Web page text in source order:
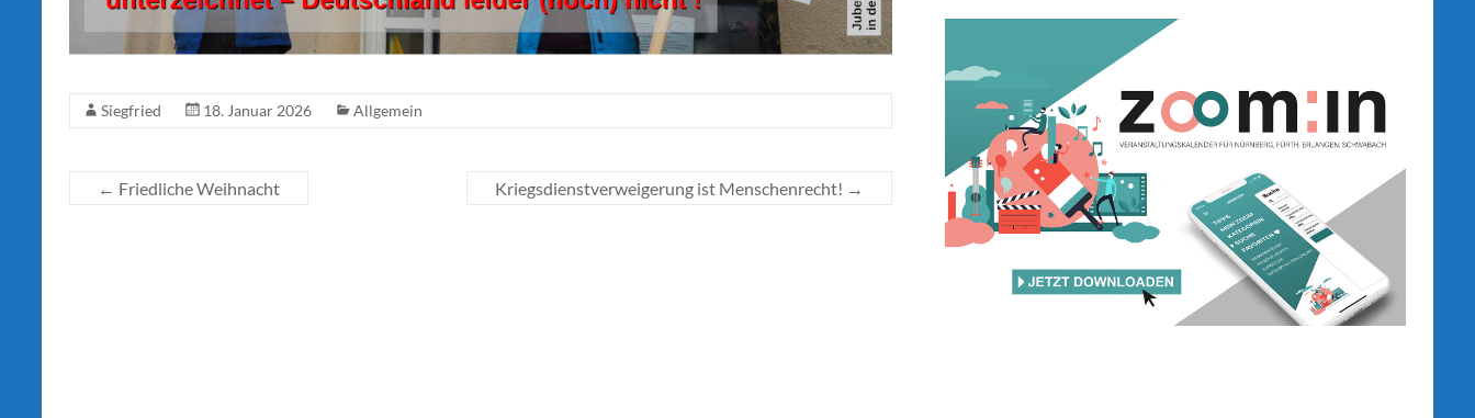
Siegfried 18. Januar 2026 Allgemein
← Friedliche Weihnacht Kriegsdienstverweigerung ist Menschenrecht! →